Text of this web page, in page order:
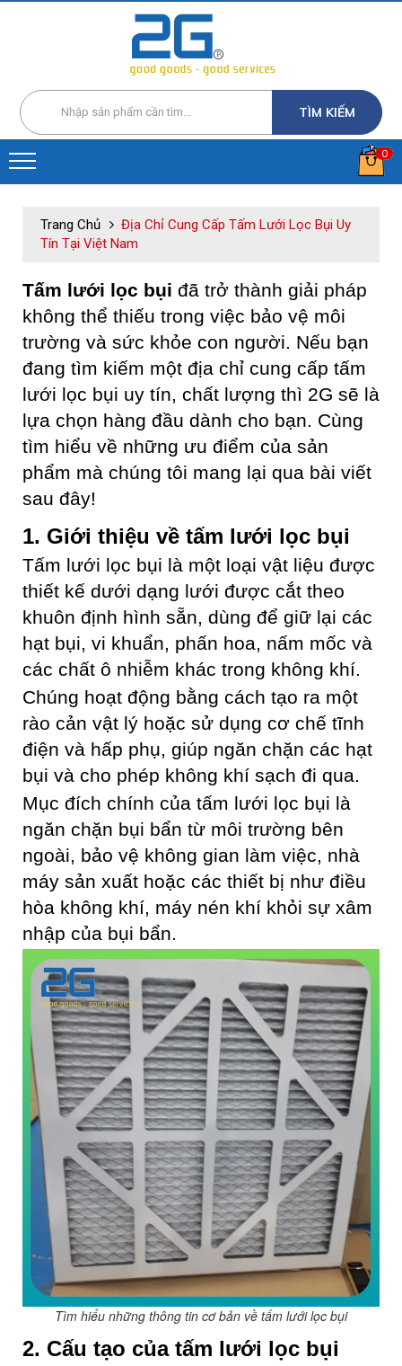
TÌM KIẾM
0
Trang Chủ
Địa Chỉ Cung Cấp Tấm Lưới Lọc Bụi Uy
Tín Tại Việt Nam
Tấm lưới lọc bụi đã trở thành giải pháp
không thể thiếu trong việc bảo vệ môi
trường và sức khỏe con người. Nếu bạn
đang tìm kiếm một địa chỉ cung cấp tấm
lưới lọc bụi uy tín, chất lượng thì 2G sẽ là
lựa chọn hàng đầu dành cho bạn. Cùng
tìm hiểu về những ưu điểm của sản
phẩm mà chúng tôi mang lại qua bài viết
sau đây!
1. Giới thiệu về tấm lưới lọc bụi
Tấm lưới lọc bụi là một loại vật liệu được
thiết kế dưới dạng lưới được cắt theo
khuôn định hình sẵn, dùng để giữ lại các
hạt bụi, vi khuẩn, phấn hoa, nấm mốc và
các chất ô nhiễm khác trong không khí.
Chúng hoạt động bằng cách tạo ra một
rào cản vật lý hoặc sử dụng cơ chế tĩnh
điện và hấp phụ, giúp ngăn chặn các hạt
bụi và cho phép không khí sạch đi qua.
Mục đích chính của tấm lưới lọc bụi là
ngăn chặn bụi bẩn từ môi trường bên
ngoài, bảo vệ không gian làm việc, nhà
máy sản xuất hoặc các thiết bị như điều
hòa không khí, máy nén khí khỏi sự xâm
nhập của bụi bẩn.
Tìm hiểu những thông tin cơ bản về tấm lưới lọc bụi
2. Cấu tạo của tấm lưới lọc bụi